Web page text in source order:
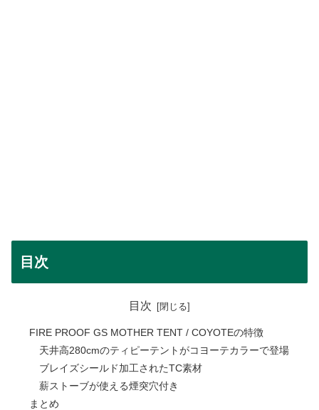
目次
目次
FIRE PROOF GS MOTHER TENT / COYOTEの特徴
天井高280cmのティピーテントがコヨーテカラーで登場
ブレイズシールド加工されたTC素材
薪ストーブが使える煙突穴付き
まとめ